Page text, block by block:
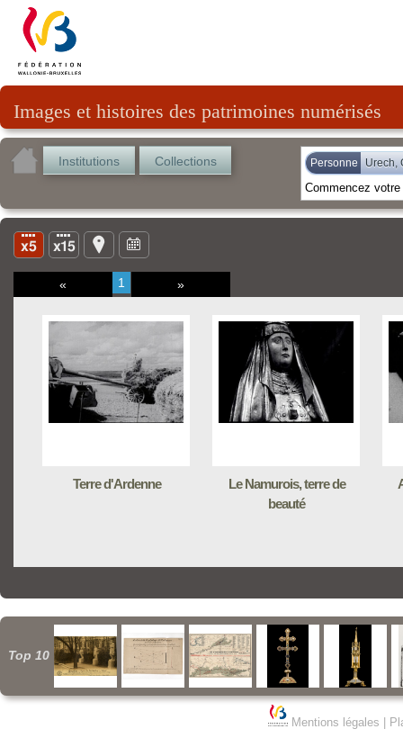
Images et histoires des patrimoines numérisés
Institutions Collections Personne Urech,
« 1 »
Terre d'Ardenne
Le Namurois, terre de
beauté
Top 10
Mentions légales